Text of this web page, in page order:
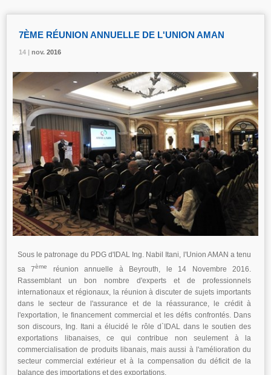
14 | nov. 2016
7ÈME RÉUNION ANNUELLE DE L'UNION AMAN
14 | nov. 2016
14 | nov. 2016
Sous le patronage du PDG d'IDAL Ing. Nabil Itani, l'Union AMAN a tenu
sa 7ème
réunion annuelle à Beyrouth, le 14 Novembre 2016.
Rassemblant un bon nombre d'experts et de professionnels
internationaux et régionaux, la réunion à discuter de sujets importants
dans le secteur de l'assurance et de la réassurance, le crédit à
l'exportation, le financement commercial et les défis confrontés. Dans
son discours, Ing. Itani a élucidé le rôle d`IDAL dans le soutien des
exportations libanaises, ce qui contribue non seulement à la
commercialisation de produits libanais, mais aussi à l'amélioration du
secteur commercial extérieur et à la compensation du déficit de la
balance des importations et des exportations.